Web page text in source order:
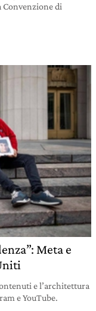
Convenzione di
Meta e
e l’architettura
e YouTube.